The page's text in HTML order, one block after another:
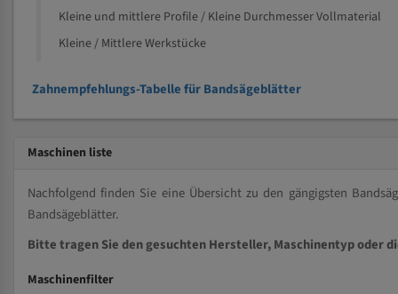
Kleine und mittlere Profile / Kleine Durchmesser Vollmaterial
Kleine / Mittlere Werkstücke
Zahnempfehlungs-Tabelle für Bandsägeblätter
Maschinen liste
Nachfolgend finden Sie eine Übersicht zu den gängigsten
Bandsägeblätter.
Bitte tragen Sie den gesuchten Hersteller, Maschinentyp oder
Maschinenfilter